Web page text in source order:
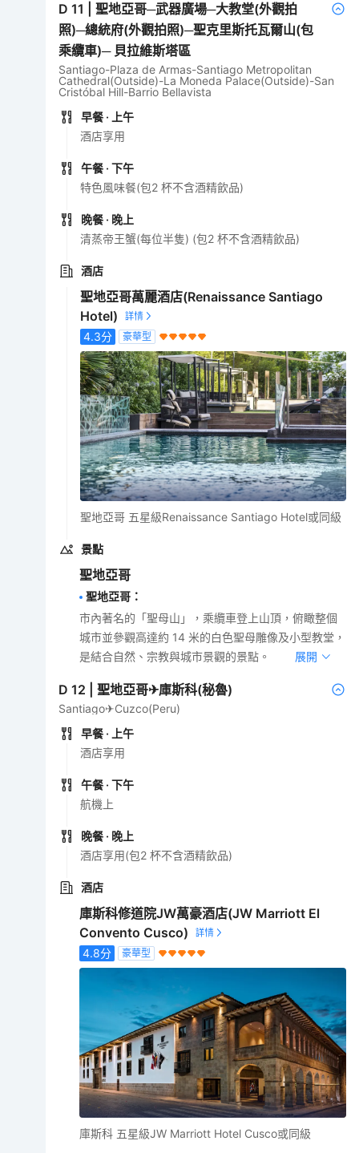
D11 |聖地亞哥─武器廣場─大教堂(外觀拍
照)─總統府(外觀拍照)─聖克里斯托瓦爾山(包
乘纜車)─ 貝拉維斯塔區
Santiago-Plaza de Armas-Santiago Metropolitan
Cathedral(Outside)-La Moneda Palace(Outside)-San
Cristóbal Hill-Barrio Bellavista
早餐 · 上午
酒店享用
午餐 · 下午
特色風味餐(包2 杯不含酒精飲品)
晚餐 · 晚上
清蒸帝王蟹(每位半隻) (包2 杯不含酒精飲品)
酒店
聖地亞哥萬麗酒店(Renaissance Santiago
Hotel)
4.3分 豪華型
聖地亞哥 五星級Renaissance Santiago Hotel或同級
景點
聖地亞哥
聖地亞哥 ：
市內著名的「聖母山」，乘纜車登上山頂，俯瞰整個
城市並參觀高達約 14 米的白色聖母雕像及小型教堂，
是結合自然、宗教與城市景觀的景點。
展開
D12 |聖地亞哥✈庫斯科(秘魯)
Santiago✈Cuzco(Peru)
早餐 · 上午
酒店享用
午餐 · 下午
航機上
晚餐 · 晚上
酒店享用(包2 杯不含酒精飲品)
酒店
庫斯科修道院JW萬豪酒店(JW Marriott El
Convento Cusco)
4.8分 豪華型
庫斯科 五星級JW Marriott Hotel Cusco或同級